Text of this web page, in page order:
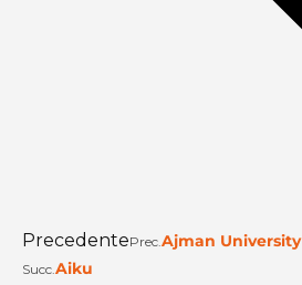
PrecedentePrec.Ajman University
Succ.Aiku